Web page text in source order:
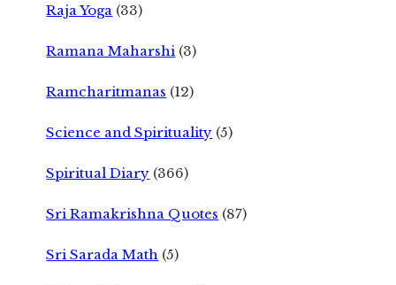
Raja Yoga (33)
Ramana Maharshi (3)
Ramcharitmanas (12)
Science and Spirituality (5)
Spiritual Diary (366)
Sri Ramakrishna Quotes (87)
Sri Sarada Math (5)